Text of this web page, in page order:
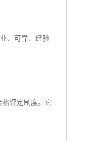
、可靠、经验
格评定制度。它